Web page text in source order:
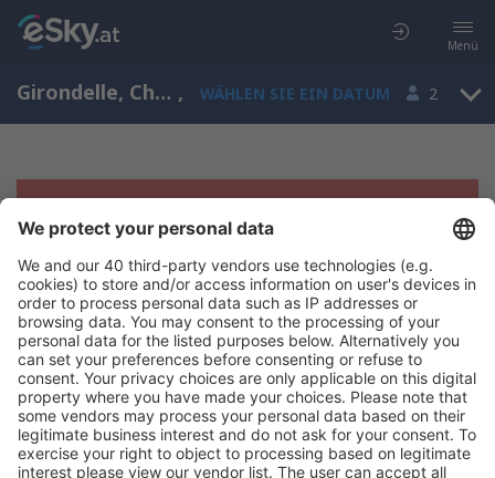
Menü
Girondelle, Champagne-Ardenne, Frankreich , WÄHLEN SIE EIN DATUM 2
Es tut uns leid, wir können keine
Ergebnisse aufzeigen
Bitte starten Sie Ihre Suche erneut mit anderen Suchkriterien.